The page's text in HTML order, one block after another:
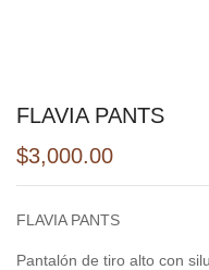
FLAVIA PANTS
$3,000.00
FLAVIA PANTS
Pantalón de tiro alto con